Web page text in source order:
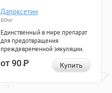
Дапоксетин
60мг
Единственный в мире препарат
для предотвращения
преждевременной эякуляции.
от 90Р Купить